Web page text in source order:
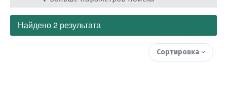
Найдено 2 результата
Сортировка